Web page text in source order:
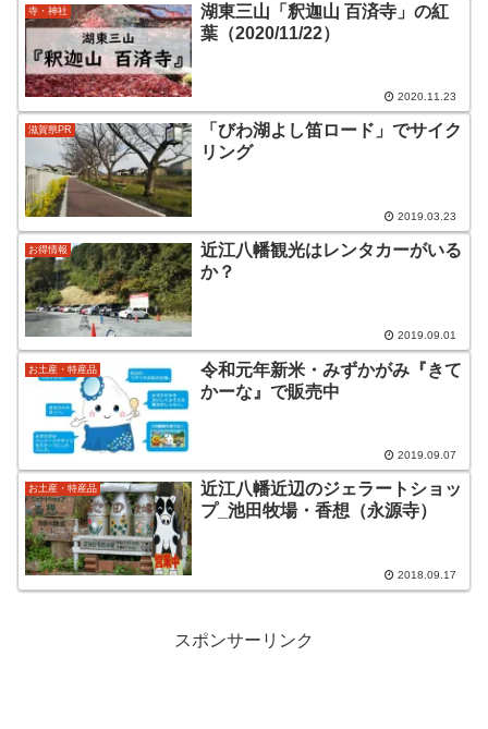
寺・神社
湖東三山「釈迦山 百済寺」の紅
葉（2020/11/22）
2020.11.23
滋賀県PR
「びわ湖よし笛ロード」でサイク
リング
2019.03.23
お得情報
近江八幡観光はレンタカーがいる
か？
2019.09.01
お土産・特産品
令和元年新米・みずかがみ『きて
かーな』で販売中
2019.09.07
お土産・特産品
近江八幡近辺のジェラートショッ
プ_池田牧場・香想（永源寺）
2018.09.17
スポンサーリンク